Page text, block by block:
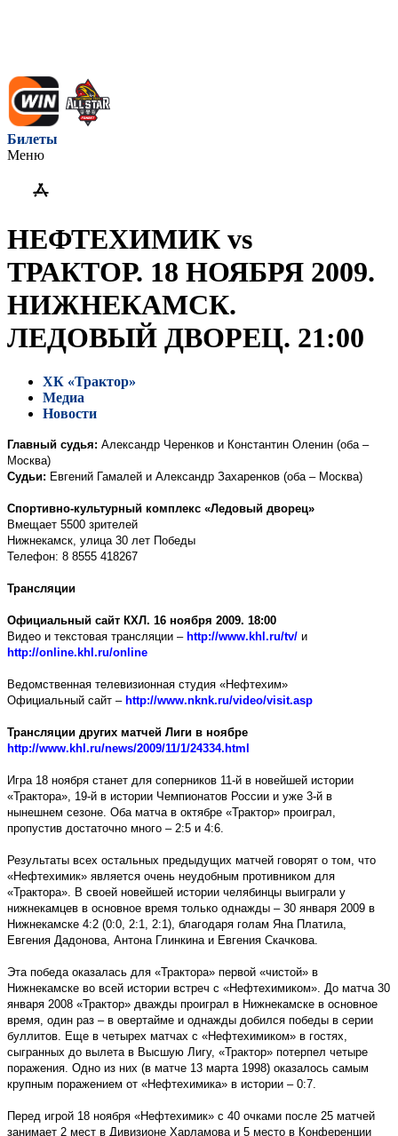
Билеты
Меню
НЕФТЕХИМИК vs
ТРАКТОР. 18 НОЯБРЯ 2009.
НИЖНЕКАМСК.
ЛЕДОВЫЙ ДВОРЕЦ. 21:00
ХК «Трактор»
Медиа
Новости
Главный судья: Александр Черенков и Константин Оленин (оба –
Москва)
Судьи: Евгений Гамалей и Александр Захаренков (оба – Москва)
Спортивно-культурный комплекс «Ледовый дворец»
Вмещает 5500 зрителей
Нижнекамск, улица 30 лет Победы
Телефон: 8 8555 418267
Трансляции
Официальный сайт КХЛ. 16 ноября 2009. 18:00
Видео и текстовая трансляции – http://www.khl.ru/tv/ и
http://online.khl.ru/online
Ведомственная телевизионная студия «Нефтехим»
Официальный сайт – http://www.nknk.ru/video/visit.asp
Трансляции других матчей Лиги в ноябре
http://www.khl.ru/news/2009/11/1/24334.html
Игра 18 ноября станет для соперников 11-й в новейшей истории
«Трактора», 19-й в истории Чемпионатов России и уже 3-й в
нынешнем сезоне. Оба матча в октябре «Трактор» проиграл,
пропустив достаточно много – 2:5 и 4:6.
Результаты всех остальных предыдущих матчей говорят о том, что
«Нефтехимик» является очень неудобным противником для
«Трактора». В своей новейшей истории челябинцы выиграли у
нижнекамцев в основное время только однажды – 30 января 2009 в
Нижнекамске 4:2 (0:0, 2:1, 2:1), благодаря голам Яна Платила,
Евгения Дадонова, Антона Глинкина и Евгения Скачкова.
Эта победа оказалась для «Трактора» первой «чистой» в
Нижнекамске во всей истории встреч с «Нефтехимиком». До матча 30
января 2008 «Трактор» дважды проиграл в Нижнекамске в основное
время, один раз – в овертайме и однажды добился победы в серии
буллитов. Еще в четырех матчах с «Нефтехимиком» в гостях,
сыгранных до вылета в Высшую Лигу, «Трактор» потерпел четыре
поражения. Одно из них (в матче 13 марта 1998) оказалось самым
крупным поражением от «Нефтехимика» в истории – 0:7.
Перед игрой 18 ноября «Нефтехимик» с 40 очками после 25 матчей
занимает 2 мест в Дивизионе Харламова и 5 место в Конференции